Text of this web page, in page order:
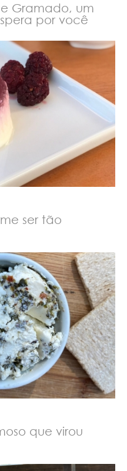
Gramado, um
por você
ser tão
que virou